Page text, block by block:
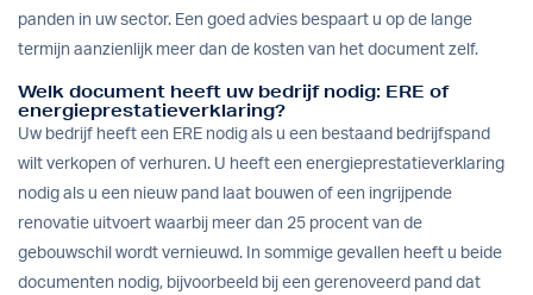
panden in uw sector. Een goed advies bespaart u op de lange
termijn aanzienlijk meer dan de kosten van het document zelf.
Welk document heeft uw bedrijf nodig: ERE of
energieprestatieverklaring?
Uw bedrijf heeft een ERE nodig als u een bestaand bedrijfspand
wilt verkopen of verhuren. U heeft een energieprestatieverklaring
nodig als u een nieuw pand laat bouwen of een ingrijpende
renovatie uitvoert waarbij meer dan 25 procent van de
gebouwschil wordt vernieuwd. In sommige gevallen heeft u beide
documenten nodig, bijvoorbeeld bij een gerenoveerd pand dat